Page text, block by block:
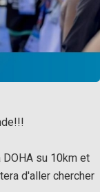
su 10km et
d'aller chercher